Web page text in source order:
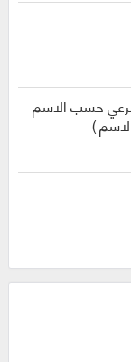
حسب الاسم